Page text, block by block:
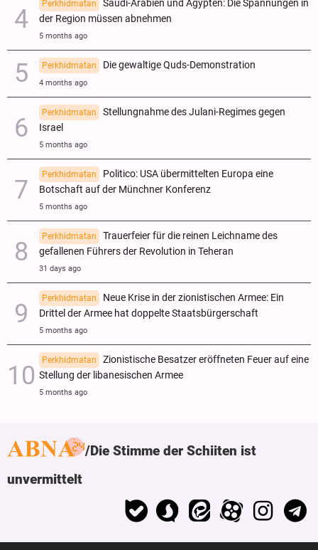
Perkhidmatan
Saudi-Arabien und Ägypten: Die Spannungen in
der Region müssen abnehmen
5 months ago
Perkhidmatan Die gewaltige Quds-Demonstration
4 months ago
Perkhidmatan
Stellungnahme des Julani-Regimes gegen
Israel
5 months ago
Perkhidmatan
Politico: USA übermittelten Europa eine
Botschaft auf der Münchner Konferenz
5 months ago
Perkhidmatan
Trauerfeier für die reinen Leichname des
gefallenen Führers der Revolution in Teheran
31 days ago
Perkhidmatan
Neue Krise in der zionistischen Armee: Ein
Drittel der Armee hat doppelte Staatsbürgerschaft
5 months ago
Perkhidmatan
Zionistische Besatzer eröffneten Feuer auf eine
Stellung der libanesischen Armee
5 months ago
Die Stimme der Schiiten ist
unvermittelt